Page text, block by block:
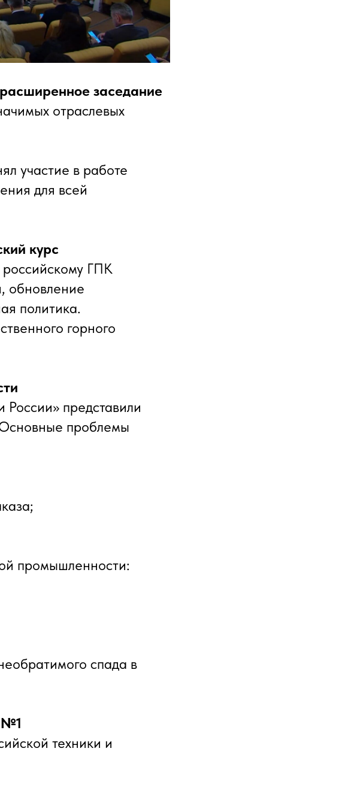
заседание
отраслевых
участие в работе
для всей
курс
российскому ГПК
обновление
политика.
горного
представили
проблемы
промышленности:
спада в
№1
техники и